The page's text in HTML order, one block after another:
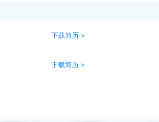
下载简历 >
下载简历 >